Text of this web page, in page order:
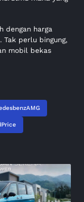
dengan harga
perlu bingung,
mobil bekas